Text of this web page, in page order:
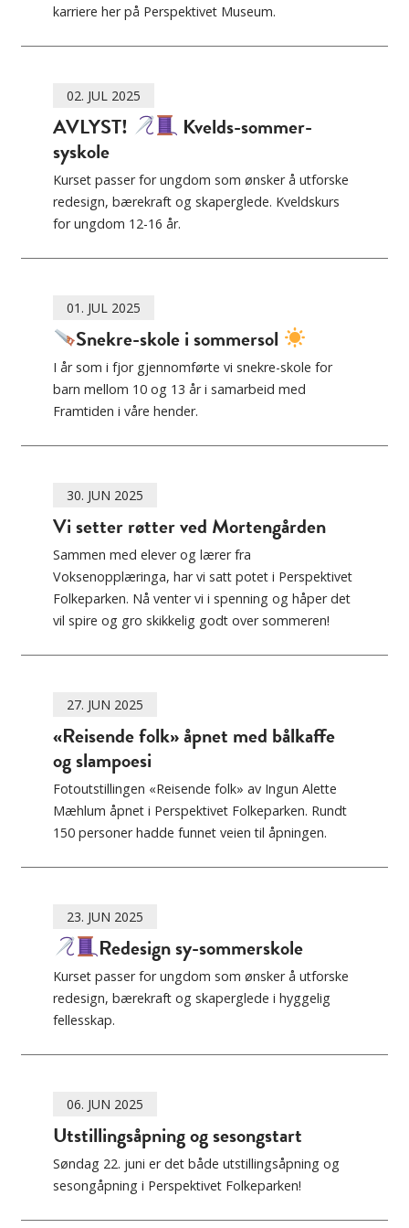
karriere her på Perspektivet Museum.
02. JUL 2025
AVLYST!
Kvelds-sommer-
syskole
Kurset passer for ungdom som ønsker å utforske
redesign, bærekraft og skaperglede. Kveldskurs
for ungdom 12-16 år.
01. JUL 2025
Snekre-skole i sommersol
I år som i fjor gjennomførte vi snekre-skole for
barn mellom 10 og 13 år i samarbeid med
Framtiden i våre hender.
30. JUN 2025
Vi setter røtter ved Mortengården
Sammen med elever og lærer fra
Voksenopplæringa, har vi satt potet i Perspektivet
Folkeparken. Nå venter vi i spenning og håper det
vil spire og gro skikkelig godt over sommeren!
27. JUN 2025
«Reisende folk» åpnet med bålkaffe
og slampoesi
Fotoutstillingen «Reisende folk» av Ingun Alette
Mæhlum åpnet i Perspektivet Folkeparken. Rundt
150 personer hadde funnet veien til åpningen.
23. JUN 2025
Redesign sy-sommerskole
Kurset passer for ungdom som ønsker å utforske
redesign, bærekraft og skaperglede i hyggelig
fellesskap.
06. JUN 2025
Utstillingsåpning og sesongstart
Søndag 22. juni er det både utstillingsåpning og
sesongåpning i Perspektivet Folkeparken!